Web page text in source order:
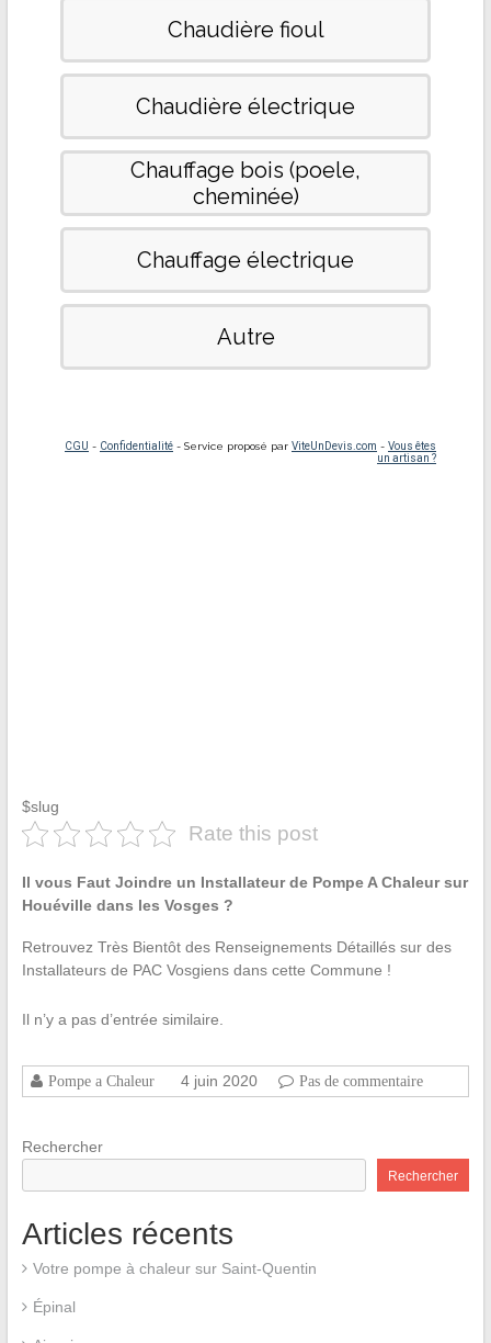
$slug
Rate this post
Il vous Faut Joindre un Installateur de Pompe A Chaleur sur
Houéville dans les Vosges ?
Retrouvez Très Bientôt des Renseignements Détaillés sur des
Installateurs de PAC Vosgiens dans cette Commune !
Il n’y a pas d’entrée similaire.
Pompe a Chaleur 4 juin 2020 Pas de commentaire
Rechercher
Rechercher
Articles récents
Votre pompe à chaleur sur Saint-Quentin
Épinal